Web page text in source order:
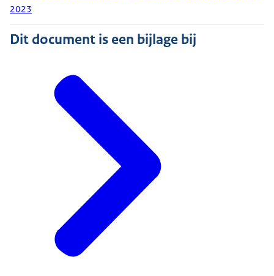
2023
Dit document is een bijlage bij